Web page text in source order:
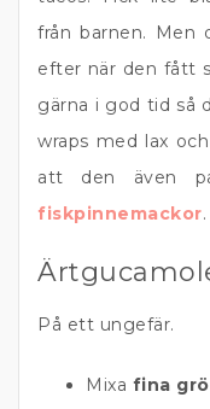
från barnen. Men
efter när den fått
gärna i god tid så
wraps med lax
att den även
fiskpinnemackor.
På ett ungefär.
Mixa fina